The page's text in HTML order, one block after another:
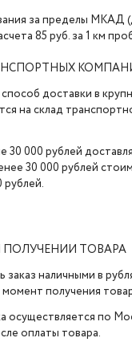
за пределы МКАД
85 руб. за 1 км
доставки в
на склад
30 000 рублей
30 000 рублей
рублей.
ТОВАРА
наличными в
получения
осуществляется по
оплаты товара.